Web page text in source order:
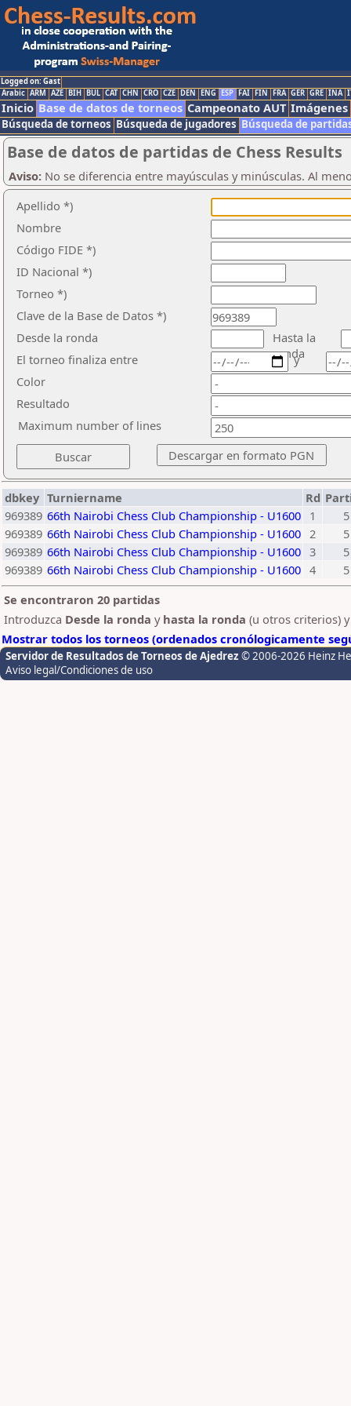
Logged on: Gast
Arabic ARM AZE BIH BUL CAT CHN CRO CZE DEN ENG ESP FAI FIN FRA GER GRE INA
Inicio Base de datos de torneos Campeonato AUT Imágenes
Búsqueda de torneos Búsqueda de jugadores Búsqueda de
Base de datos de partidas de Chess Results
Aviso: No se diferencia entre mayúsculas y minúsculas. Al
Apellido *)
Nombre
Código FIDE *)
ID Nacional *)
Torneo *)
Clave de la Base de Datos *)
Desde la ronda
Hasta la
ronda
El torneo finaliza entre
Color
Resultado
y
Maximum number of lines
dbkey Turniername Rd
969389 66th Nairobi Chess Club Championship - U1600 1
5
969389 66th Nairobi Chess Club Championship - U1600 2
5
969389 66th Nairobi Chess Club Championship - U1600 3
5
969389 66th Nairobi Chess Club Championship - U1600 4
5
Se encontraron 20 partidas
Introduzca Desde la ronda y hasta la ronda (u otros criterios)
Mostrar todos los torneos (ordenados cronólogicamente
Servidor de Resultados de Torneos de Ajedrez © 2006-2026 Heinz
Aviso legal/Condiciones de uso